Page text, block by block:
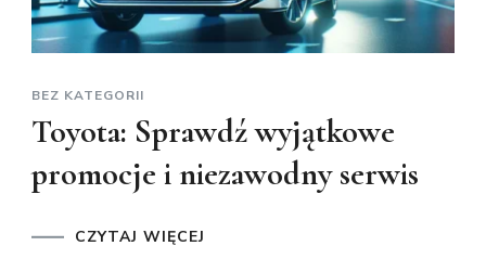
BEZ KATEGORII
Toyota: Sprawdź wyjątkowe
promocje i niezawodny serwis
CZYTAJ WIĘCEJ